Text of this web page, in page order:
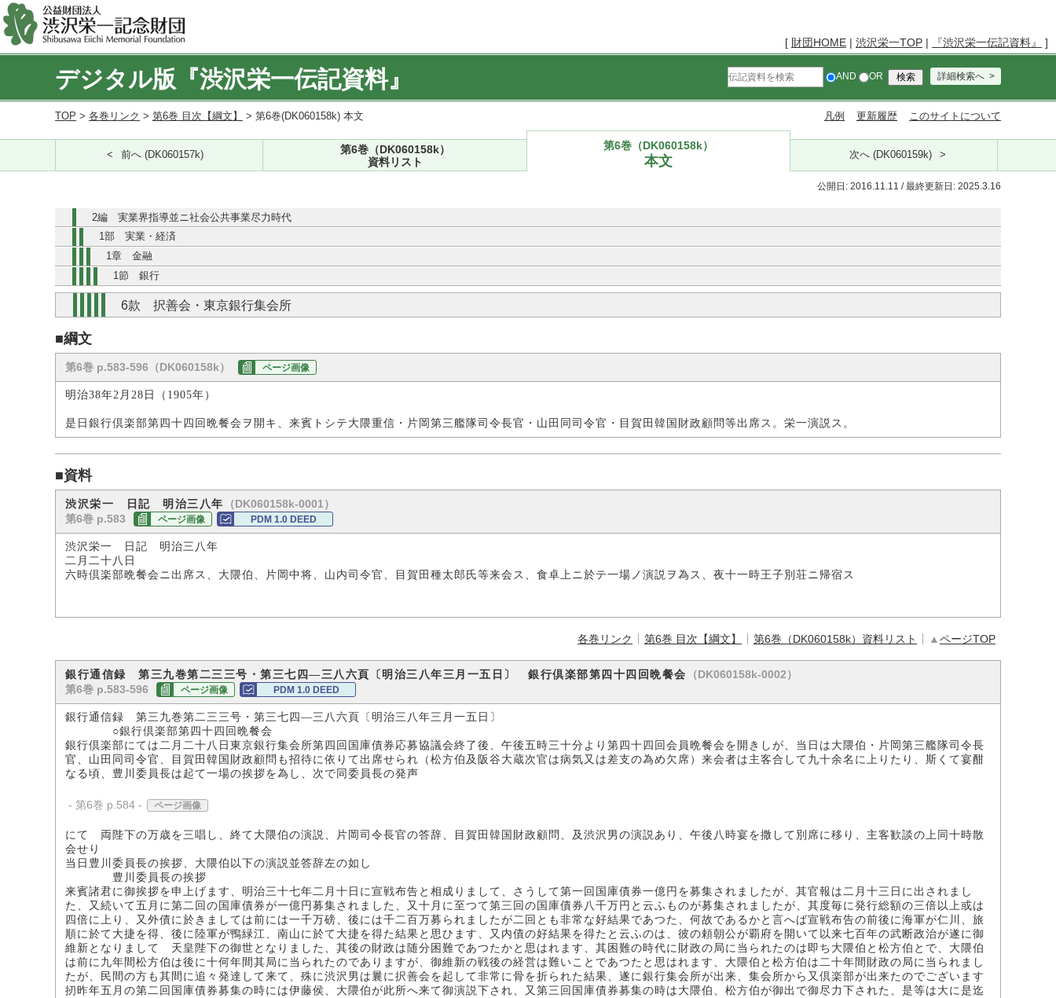
[ 財団HOME | 渋沢栄一TOP | 『渋沢栄一伝記資料』 ]
デジタル版『渋沢栄一伝記資料』 AND OR 詳細検索へ
TOP > 各巻リンク > 第6巻 目次【綱文】 > 第6巻(DK060158k) 本文 凡例 更新履歴 このサイトについて
前へ (DK060157k)
第6巻（DK060158k）
資料リスト
第6巻（DK060158k）
本文 次へ (DK060159k)
公開日: 2016.11.11 / 最終更新日: 2025.3.16
2編 実業界指導並ニ社会公共事業尽力時代
1部 実業・経済
1章 金融
1節 銀行
6款 択善会・東京銀行集会所
■綱文
第6巻 p.583-596（DK060158k） ページ画像
明治38年2月28日（1905年）
是日銀行倶楽部第四十四回晩餐会ヲ開キ、来賓トシテ大隈重信・片岡第三艦隊司令長官・山田同司令官・目賀田韓国財政顧問等出席ス。栄一演説ス。
■資料
渋沢栄一 日記 明治三八年
（DK060158k-0001）
第6巻 p.583
ページ画像 PDM 1.0 DEED
渋沢栄一 日記 明治三八年
二月二十八日
六時倶楽部晩餐会ニ出席ス、大隈伯、片岡中将、山内司令官、目賀田種太郎氏等来会ス、食卓上ニ於テ一場ノ演説ヲ為ス、夜十一時王子別荘ニ帰宿ス
各巻リンク 第6巻 目次【綱文】 第6巻（DK060158k）資料リスト ▲ページTOP
銀行通信録 第三九巻第二三三号・第三七四―三八六頁〔明治三八年三月一五日〕 銀行倶楽部第四十四回晩餐会
（DK060158k-0002）
第6巻 p.583-596
ページ画像 PDM 1.0 DEED
銀行通信録 第三九巻第二三三号・第三七四―三八六頁〔明治三八年三月一五日〕
○銀行倶楽部第四十四回晩餐会
銀行倶楽部にては二月二十八日東京銀行集会所第四回国庫債券応募協議会終了後、午後五時三十分より第四十四回会員晩餐会を開きしが、当日は大隈伯・片岡第三艦隊司令長
官、山田同司令官、目賀田韓国財政顧問も招待に依りて出席せられ（松方伯及阪谷大蔵次官は病気又は差支の為め欠席）来会者は主客合して九十余名に上りたり、斯くて宴酣
なる頃、豊川委員長は起て一場の挨拶を為し、次で同委員長の発声
- 第6巻 p.584 - ページ画像
にて 両陛下の万歳を三唱し、終て大隈伯の演説、片岡司令長官の答辞、目賀田韓国財政顧問、及渋沢男の演説あり、午後八時宴を撒して別席に移り、主客歓談の上同十時散
会せり
当日豊川委員長の挨拶、大隈伯以下の演説並答辞左の如し
豊川委員長の挨拶
来賓諸君に御挨拶を申上げます、明治三十七年二月十日に宣戦布告と相成りまして、さうして第一回国庫債券一億円を募集されましたが、其官報は二月十三日に出されまし
た、又続いて五月に第二回の国庫債券が一億円募集されました、又十月に至つて第三回の国庫債券八千万円と云ふものが募集されましたが、其度毎に発行総額の三倍以上或は
四倍に上り、又外債に於きましては前には一千万磅、後には千二百万募られましたが二回とも非常な好結果であつた、何故であるかと言へば宣戦布告の前後に海軍が仁川、旅
順に於て大捷を得、後に陸軍が鴨緑江、南山に於て大捷を得た結果と思ひます、又内債の好結果を得たと云ふのは、彼の頼朝公が覇府を開いて以来七百年の武断政治が遂に御
維新となりまして 天皇陛下の御世となりました、其後の財政は随分困難であつたかと思はれます、其困難の時代に財政の局に当られたのは即ち大隈伯と松方伯とで、大隈伯
は前に九年間松方伯は後に十何年間其局に当られたのでありますが、御維新の戦後の経営は難いことであつたと思はれます、大隈伯と松方伯は二十年間財政の局に当られまし
たが、民間の方も其間に追々発達して来て、殊に渋沢男は曩に択善会を起して非常に骨を折られた結果、遂に銀行集会所が出来、集会所から又倶楽部が出来たのでございます
扨昨年五月の第二回国庫債券募集の時には伊藤侯、大隈伯が此所へ来て御演説下され、又第三回国庫債券募集の時は大隈伯、松方伯が御出で御尽力下された、是等は大に是迄